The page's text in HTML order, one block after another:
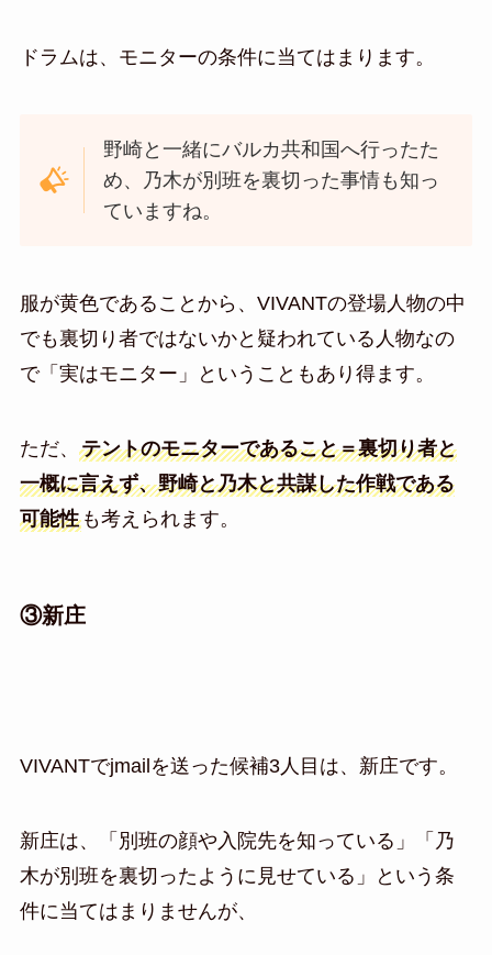
ドラムは、モニターの条件に当てはまります。
野崎と一緒にバルカ共和国へ行ったた
め、乃木が別班を裏切った事情も知っ
ていますね。
服が黄色であることから、VIVANTの登場人物の中
でも裏切り者ではないかと疑われている人物なの
で「実はモニター」ということもあり得ます。
ただ、 テントのモニターであること＝裏切り者と
一概に言えず、野崎と乃木と共謀した作戦である
可能性も考えられます。
③新庄
VIVANTでjmailを送った候補3人目は、新庄です。
新庄は、「別班の顔や入院先を知っている」「乃
木が別班を裏切ったように見せている」という条
件に当てはまりませんが、